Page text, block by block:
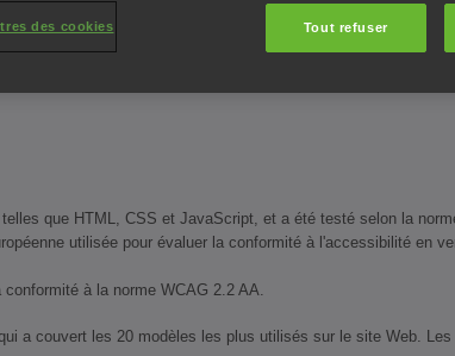
reconnaissance vocale
les versions les plus récentes de JAWS, NVDA et VoiceOver)
que HTML, CSS et JavaScript, et a été testé selon la
utilisée pour évaluer la conformité à l'accessibilité en
à la norme WCAG 2.2 AA.
a couvert les 20 modèles les plus utilisés sur le site Web.
Tout refuser
des cookies